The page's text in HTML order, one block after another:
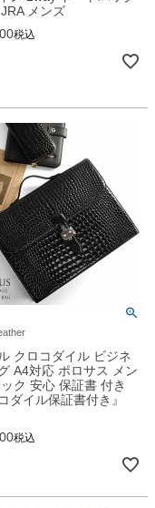
メンズ
税込
クロコダイル ビジネ
A4対応 ポロサス メン
ク 安心 保証書 付き
ダイル保証書付き』
税込